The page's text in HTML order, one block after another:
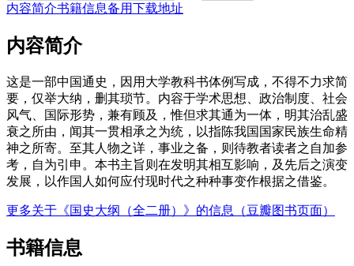
内容简介书籍信息备用下载地址
内容简介
这是一部中国通史，因用大学教科书体例写成，不得不力求简
要，仅举大纳，删其琐节。内容于学术思想、政治制度、社会
风气、国际形势，兼有顾及，惟但求其通为一体，明其治乱盛
衰之所由，闻其一贯相承之为统，以指陈我国国家民族生命精
神之所寄。至其人物之详，事业之备，则待教者读者之自加参
考，自为引申。本书主旨则在发明其相互影响，及先后之演变
发展，以作国人如何应付现时代之种种事变作根据之借鉴。
更多关于《国史大纲（全二册）》的信息（豆瓣图书页面）
书籍信息